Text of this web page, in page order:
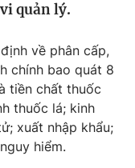
quản lý.
về phân cấp,
chính bao quát 8
tiền chất thuốc
thuốc lá; kinh
xuất nhập khẩu;
hiểm.